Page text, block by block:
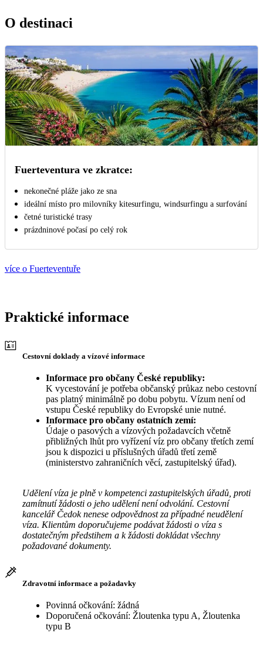
O destinaci
Fuerteventura ve zkratce:
nekonečné pláže jako ze sna
ideální místo pro milovníky kitesurfingu, windsurfingu a surfování
četné turistické trasy
prázdninové počasí po celý rok
více o Fuerteventuře
Praktické informace
Cestovní doklady a vízové informace
Informace pro občany České republiky:
K vycestování je potřeba občanský průkaz nebo cestovní
pas platný minimálně po dobu pobytu. Vízum není od
vstupu České republiky do Evropské unie nutné.
Informace pro občany ostatních zemí:
Údaje o pasových a vízových požadavcích včetně
přibližných lhůt pro vyřízení víz pro občany třetích zemí
jsou k dispozici u příslušných úřadů třetí země
(ministerstvo zahraničních věcí, zastupitelský úřad).
Udělení víza je plně v kompetenci zastupitelských úřadů, proti
zamítnutí žádosti o jeho udělení není odvolání. Cestovní
kancelář Čedok nenese odpovědnost za případné neudělení
víza. Klientům doporučujeme podávat žádosti o víza s
dostatečným předstihem a k žádosti dokládat všechny
požadované dokumenty.
Zdravotní informace a požadavky
Povinná očkování: žádná
Doporučená očkování: Žloutenka typu A, Žloutenka
typu B